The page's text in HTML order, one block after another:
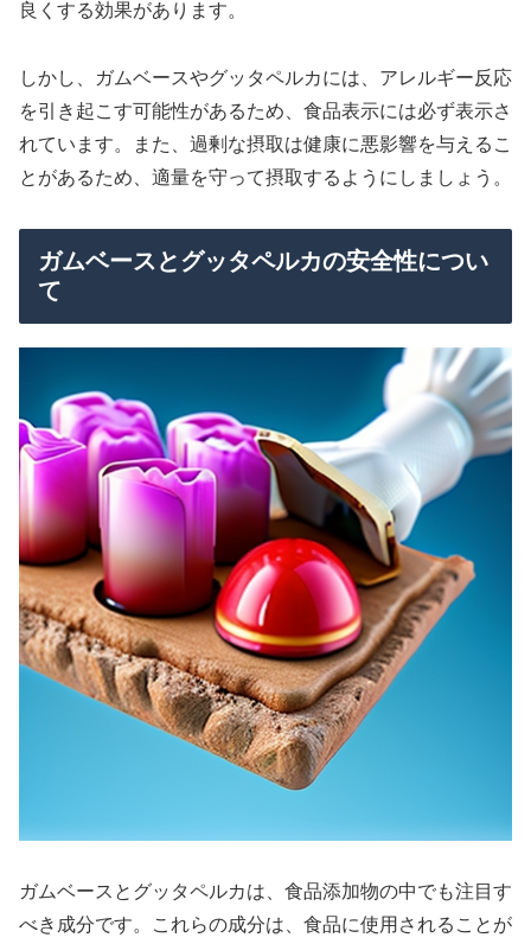
良くする効果があります。
しかし、ガムベースやグッタペルカには、アレルギー反応
を引き起こす可能性があるため、食品表示には必ず表示さ
れています。また、過剰な摂取は健康に悪影響を与えるこ
とがあるため、適量を守って摂取するようにしましょう。
ガムベースとグッタペルカの安全性につい
て
ガムベースとグッタペルカは、食品添加物の中でも注目す
べき成分です。これらの成分は、食品に使用されることが